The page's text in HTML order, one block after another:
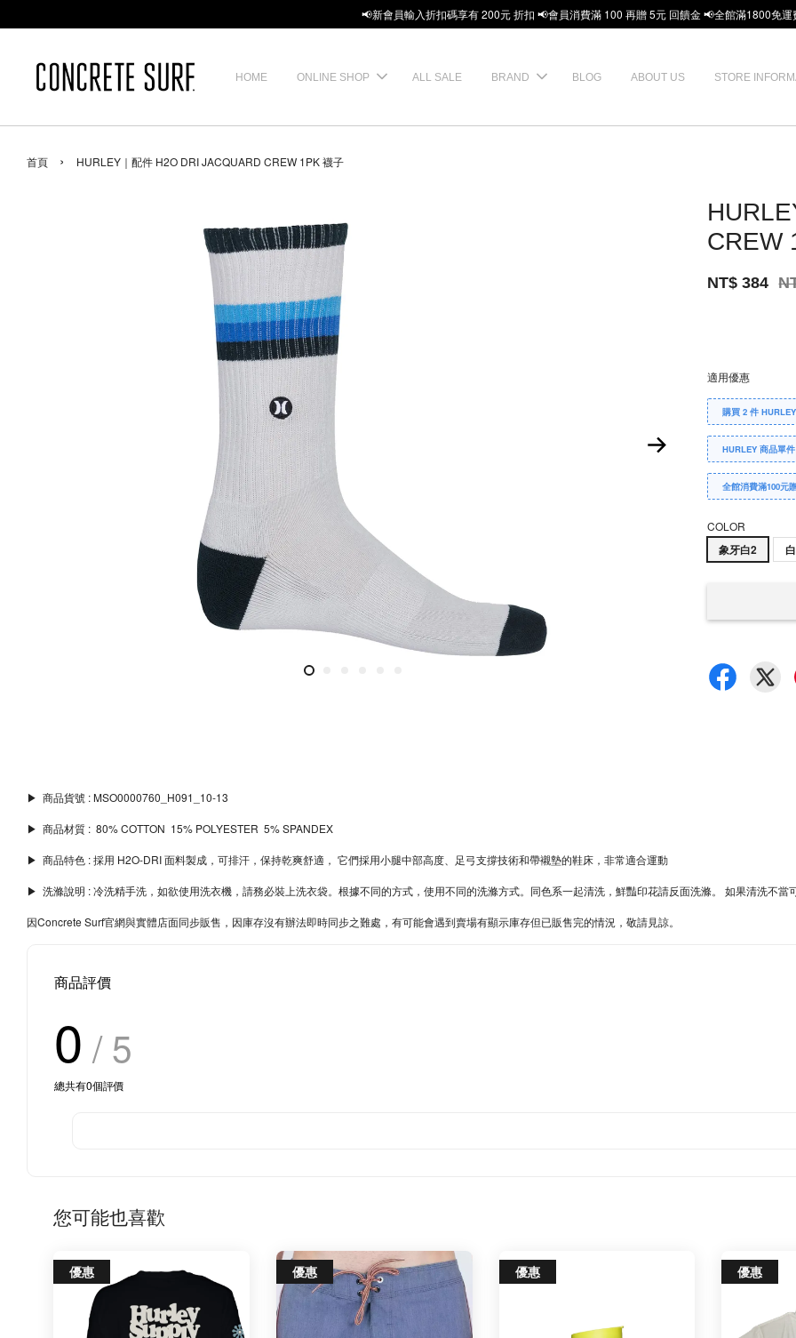
📢新會員輸入折扣碼享有 200元 折扣 📢會員消費滿 100 再贈 5元 回饋金 📢全館滿1800免運
HOME ONLINE SHOP ALL SALE BRAND BLOG ABOUT US STORE
首頁 › HURLEY｜配件 H2O DRI JACQUARD CREW 1PK 襪子
CREW
NT$ 384
適用優惠
購買 2 件
HURLEY 商品單
全館消費滿100元
COLOR
象牙白2 白
▶︎ 商品貨號 : MSO0000760_H091_10-13
▶︎ 商品材質 : 80% COTTON 15% POLYESTER 5% SPANDEX
▶︎ 商品特色 : 採用 H2O-DRI 面料製成，可排汗，保持乾爽舒適， 它們採用小腿中部高度、足弓支撐技術和帶襯墊的鞋床，非常適合運動
▶︎ 洗滌說明 : 冷洗精手洗，如欲使用洗衣機，請務必裝上洗衣袋。根據不同的方式，使用不同的洗滌方式。同色系一起清洗，鮮豔印花請反面洗滌。 如果清洗不當
因Concrete Surf官網與實體店面同步販售，因庫存沒有辦法即時同步之難處，有可能會遇到賣場有顯示庫存但已販售完的情況，敬請見諒。
商品評價
0 / 5
總共有0個評價
您可能也喜歡
優惠 優惠 優惠 優惠